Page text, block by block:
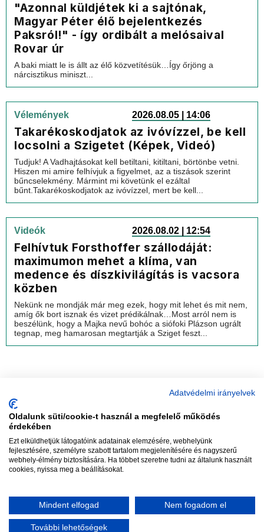
"Azonnal küldjétek ki a sajtónak,
Magyar Péter élő bejelentkezés
Paksról!" - így ordibált a melósaival
Rovar úr
A baki miatt le is állt az élő közvetítésük…Így őrjöng a
nárcisztikus miniszt...
Vélemények 2026.08.05 | 14:06
Takarékoskodjatok az ivóvízzel, be kell
locsolni a Szigetet (Képek, Videó)
Tudjuk! A Vadhajtásokat kell betiltani, kitiltani, börtönbe vetni.
Hiszen mi amire felhívjuk a figyelmet, az a tiszások szerint
bűncselekmény. Mármint mi követünk el ezáltal
bűnt.Takarékoskodjatok az ivóvízzel, mert be kell...
Videók 2026.08.02 | 12:54
Felhívtuk Forsthoffer szállodáját:
maximumon mehet a klíma, van
medence és díszkivilágítás is vacsora
közben
Nekünk ne mondják már meg ezek, hogy mit lehet és mit nem,
amíg ők bort isznak és vizet prédikálnak…Most arról nem is
beszélünk, hogy a Majka nevű bohóc a siófoki Plázson ugrált
tegnap, meg hamarosan megtartják a Sziget feszt...
Szerkesztőség:szerk@vadhajtasok.hu
Modi:moderator@vadhajtasok.hu
AdatvédelemImpresszumSzerzői jogok
2018 Vadhajtások.hu
Adatvédelmi irányelvek
Oldalunk süti/cookie-t használ a megfelelő működés
érdekében
Ezt elküldhetjük látogatóink adatainak elemzésére, webhelyünk
fejlesztésére, személyre szabott tartalom megjelenítésére és nagyszerű
webhely-élmény biztosítására. Ha többet szeretne tudni az általunk használt
cookies, nyissa meg a beállításokat.
Mindent elfogad Nem fogadom el
További lehetőségek